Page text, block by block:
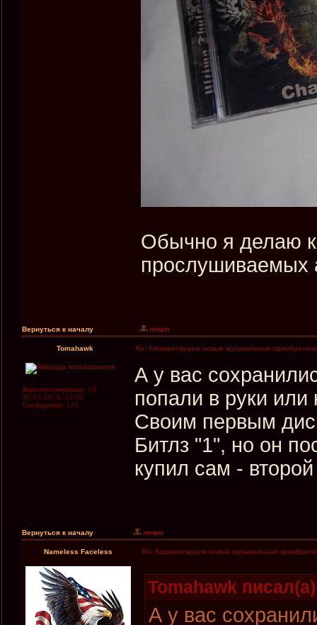
Обычно я делаю
прослушиваемых
Вернуться к началу
Tomahawk Re: Комментируем новые музыкальные
Зарегистрирован: Сб
30.03.2013, 13:35
Сообщения: 131
А у вас
попали в руки
Своим первым
Битлз "1", но он
купил сам -
Вернуться к началу
Nameless Faceless Re: Комментируем новые музыкальные
Tomahawk
А у вас